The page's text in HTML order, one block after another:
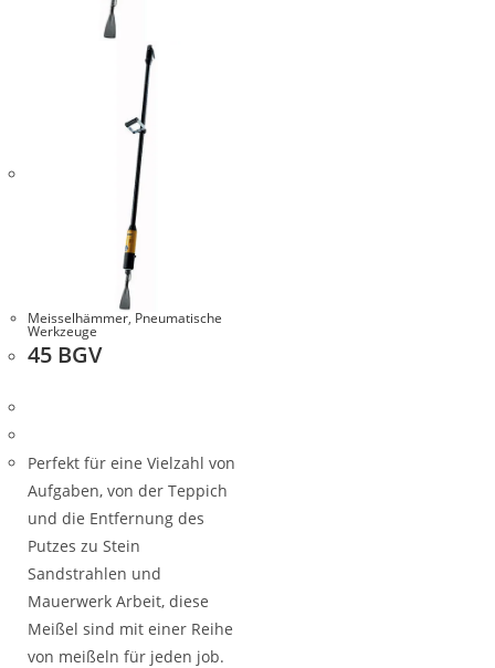
Meisselhämmer, Pneumatische
Werkzeuge
45 BGV
Perfekt für eine Vielzahl von
Aufgaben, von der Teppich
und die Entfernung des
Putzes zu Stein
Sandstrahlen und
Mauerwerk Arbeit, diese
Meißel sind mit einer Reihe
von meißeln für jeden job.